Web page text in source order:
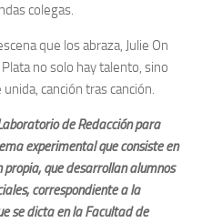
colegas.
que los abraza, Julie On
no solo hay talento, sino
canción tras canción.
de Redacción para
experimental que consiste en
que desarrollan alumnos
correspondiente a la
se dicta en la Facultad de